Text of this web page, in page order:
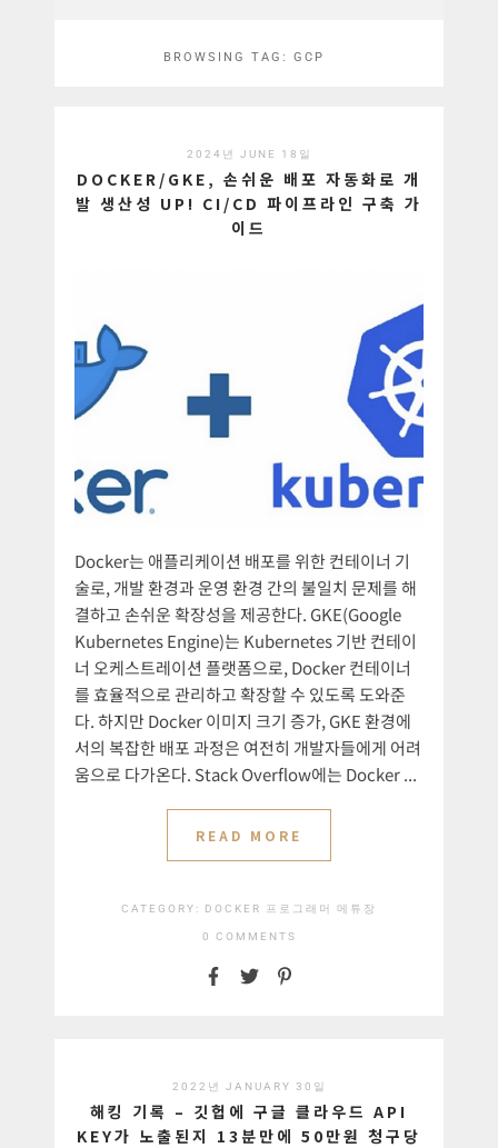
BROWSING TAG: GCP
2024년 JUNE 18일
DOCKER/GKE, 손쉬운 배포 자동화로 개
발 생산성 UP! CI/CD 파이프라인 구축 가
이드
Docker는 애플리케이션 배포를 위한 컨테이너 기
술로, 개발 환경과 운영 환경 간의 불일치 문제를 해
결하고 손쉬운 확장성을 제공한다. GKE(Google
Kubernetes Engine)는 Kubernetes 기반 컨테이
너 오케스트레이션 플랫폼으로, Docker 컨테이너
를 효율적으로 관리하고 확장할 수 있도록 도와준
다. 하지만 Docker 이미지 크기 증가, GKE 환경에
서의 복잡한 배포 과정은 여전히 개발자들에게 어려
움으로 다가온다. Stack Overflow에는 Docker ...
READ MORE
CATEGORY: DOCKER 프로그래머 메튜장
0 COMMENTS
2022년 JANUARY 30일
해킹 기록 – 깃헙에 구글 클라우드 API
KEY가 노출된지 13분만에 50만원 청구당